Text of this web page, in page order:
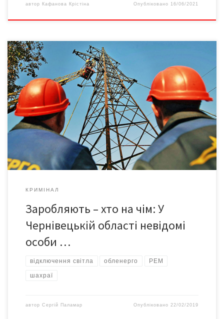
автор Кафанова Крістіна Опубліковано 16/06/2021
Нещодавно у Кліводині на Кіцманщині невідомі особи їздили
дворами, погрожуючи відключити світло за борги. Один з
обурених місцевих мешканців поскаржився до енергокомпанії
на дії «працівників». На це керівники Кіцманського РЕМ
відповіли, що цього дня працівники РЕМ не виїжджали на
об’єкти для відключення. Відтак Чернівціобленерго пропонує
своїм споживачам деякі заходи безпеки: […]
КРИМІНАЛ
Заробляють – хто на чім: У
Чернівецькій області невідомі
особи …
відключення світла обленерго РЕМ
шахраї
автор Сергій Паламар Опубліковано22/02/2019